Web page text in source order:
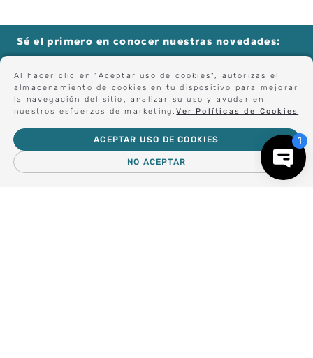
Al hacer clic en "Aceptar uso de cookies", autorizas el
almacenamiento de cookies en tu dispositivo para mejorar
la navegación del sitio, analizar su uso y ayudar en
nuestros esfuerzos de marketing.Ver Políticas de Cookies
NO ACEPTAR
ACEPTAR USO DE COOKIES
Sé el primero en conocer nuestras novedades:
Forma parte de nuestros clientes exclusivos.